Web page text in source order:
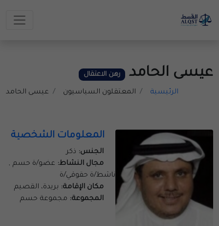
عيسى الحامد رهن الاعتقال
الرئيسية المعتقلون السياسيون عيسى الحامد
المعلومات الشخصية
الجنس: ذكر
مجال النشاط: عضو/ة حسم ,
ناشط/ة حقوقي/ة
مكان الإقامة: بريدة، القصيم
المجموعة: مجموعة حسم